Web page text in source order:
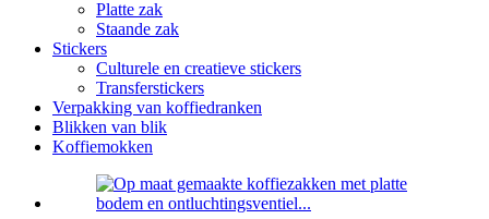
Platte zak
Staande zak
Stickers
Culturele en creatieve stickers
Transferstickers
Verpakking van koffiedranken
Blikken van blik
Koffiemokken